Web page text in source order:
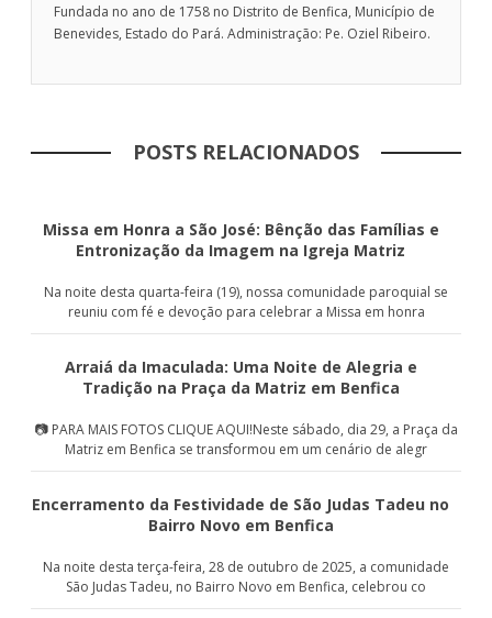
Fundada no ano de 1758 no Distrito de Benfica, Município de
Benevides, Estado do Pará. Administração: Pe. Oziel Ribeiro.
POSTS RELACIONADOS
Missa em Honra a São José: Bênção das Famílias e
Entronização da Imagem na Igreja Matriz
Na noite desta quarta-feira (19), nossa comunidade paroquial se
reuniu com fé e devoção para celebrar a Missa em honra
Arraiá da Imaculada: Uma Noite de Alegria e
Tradição na Praça da Matriz em Benfica
📷 PARA MAIS FOTOS CLIQUE AQUI!Neste sábado, dia 29, a Praça da
Matriz em Benfica se transformou em um cenário de alegr
Encerramento da Festividade de São Judas Tadeu no
Bairro Novo em Benfica
Na noite desta terça-feira, 28 de outubro de 2025, a comunidade
São Judas Tadeu, no Bairro Novo em Benfica, celebrou co